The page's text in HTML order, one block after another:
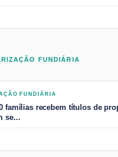
FUNDIÁRIA
FUNDIÁRIA
FUNDIÁRIA
famílias recebem títulos de
se...